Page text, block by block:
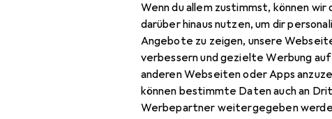
Wenn du allem zustimmst, können
darüber hinaus nutzen, um dir
Angebote zu zeigen, unsere
verbessern und gezielte Werbung auf
anderen Webseiten oder Apps
können bestimmte Daten auch an
Werbepartner weitergegeben
Zubehör für
Hier findest du passendes
Sortieren nach:Relevanz